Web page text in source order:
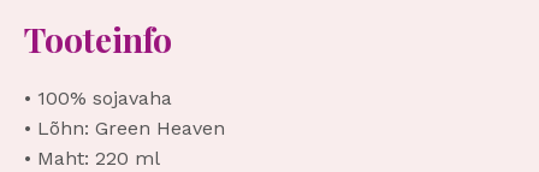
Tooteinfo
• 100% sojavaha
• Lõhn: Green Heaven
• Maht: 220 ml